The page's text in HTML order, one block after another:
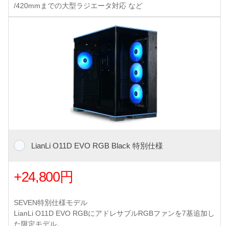
/420mmまでの大型ラジエータ対応 など
LianLi O11D EVO RGB Black 特別仕様
+24,800円
SEVEN特別仕様モデル
LianLi O11D EVO RGBにアドレサブルRGBファンを7基追加し
た限定モデル。